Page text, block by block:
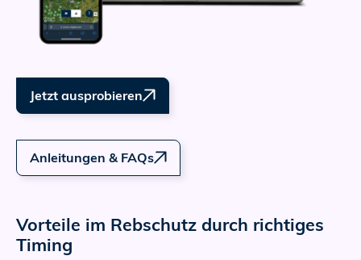
Jetzt ausprobieren
Anleitungen & FAQs
Vorteile im Rebschutz durch richtiges
Timing